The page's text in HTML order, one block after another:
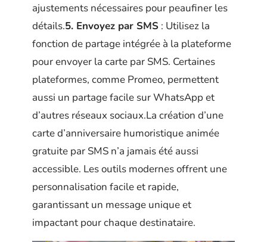
ajustements nécessaires pour peaufiner les
détails.5. Envoyez par SMS : Utilisez la
fonction de partage intégrée à la plateforme
pour envoyer la carte par SMS. Certaines
plateformes, comme Promeo, permettent
aussi un partage facile sur WhatsApp et
d’autres réseaux sociaux.La création d’une
carte d’anniversaire humoristique animée
gratuite par SMS n’a jamais été aussi
accessible. Les outils modernes offrent une
personnalisation facile et rapide,
garantissant un message unique et
impactant pour chaque destinataire.